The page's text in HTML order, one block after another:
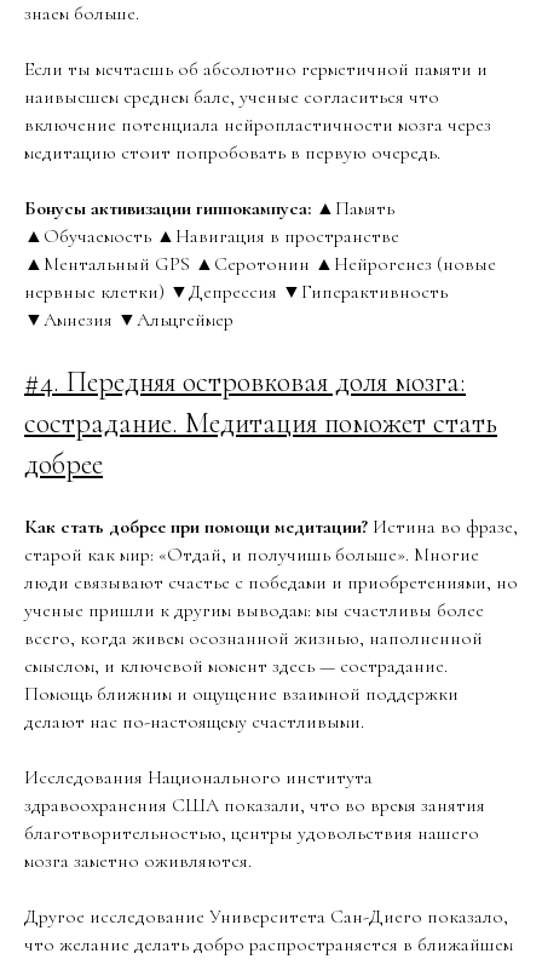
знаем больше.
Если ты мечтаешь об абсолютно герметичной памяти и
наивысшем среднем бале, ученые согласиться что
включение потенциала нейропластичности мозга через
медитацию стоит попробовать в первую очередь.
Бонусы активизации гиппокампуса: ▲Память
▲Обучаемость ▲Навигация в пространстве
▲Ментальный GPS ▲Серотонин ▲Нейрогенез (новые
нервные клетки) ▼Депрессия ▼Гиперактивность
▼Амнезия ▼Альцгеймер
#4. Передняя островковая доля мозга:
сострадание. Медитация поможет стать
добрее
Как стать добрее при помощи медитации? Истина во фразе,
старой как мир: «Отдай, и получишь больше». Многие
люди связывают счастье с победами и приобретениями, но
ученые пришли к другим выводам: мы счастливы более
всего, когда живем осознанной жизнью, наполненной
смыслом, и ключевой момент здесь — сострадание.
Помощь ближним и ощущение взаимной поддержки
делают нас по-настоящему счастливыми.
Исследования Национального института
здравоохранения США показали, что во время занятия
благотворительностью, центры удовольствия нашего
мозга заметно оживляются.
Другое исследование Университета Сан-Диего показало,
что желание делать добро распространяется в ближайшем